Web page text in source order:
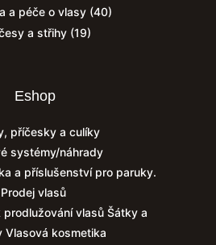
a péče o vlasy (40)
a střihy (19)
Eshop
příčesky a culíky
systémy/náhrady
a příslušenství pro paruky.
Prodej vlasů
prodlužování vlasů Šátky a
Vlasová kosmetika